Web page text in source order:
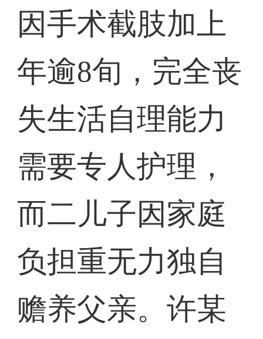
因手术截肢加上
年逾8旬，完全丧
失生活自理能力
需要专人护理，
而二儿子因家庭
负担重无力独自
赡养父亲。许某